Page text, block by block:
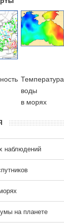
Температура
воды
в морях
наблюдений
на планете